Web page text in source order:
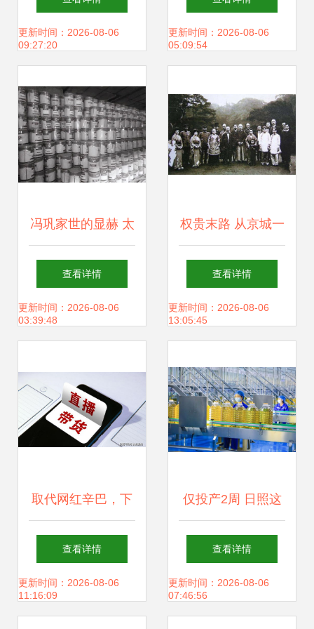
更新时间：2026-08-06
09:27:20
初探建设正酣的天
更新时间：2026-08-06
05:09:54
冯巩家世的显赫 太
爷爷曾任民国大总
统，爷爷名气不大
查看详情
更新时间：2026-08-06
03:39:48
权贵末路 从京城一
霸到街头赢家一夕
幻灭，晚年孤独反
查看详情
更新时间：2026-08-06
13:05:45
取代网红辛巴，下
一个风口降临 董明
珠已赚102.7亿，
查看详情
更新时间：2026-08-06
11:16:09
仅投产2周 日照这
个项目就狂收34亿
订单 兴办实业的价
查看详情
更新时间：2026-08-06
07:46:56